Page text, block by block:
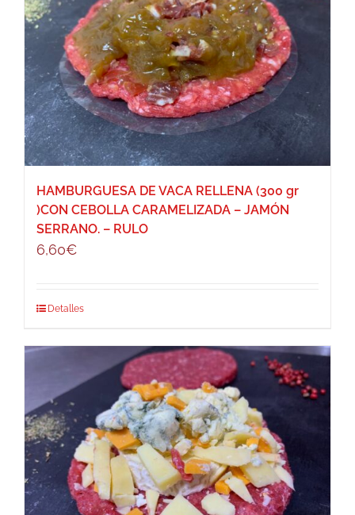
HAMBURGUESA DE VACA RELLENA (300 gr
)CON CEBOLLA CARAMELIZADA – JAMÓN
SERRANO. – RULO
6,60€
Detalles